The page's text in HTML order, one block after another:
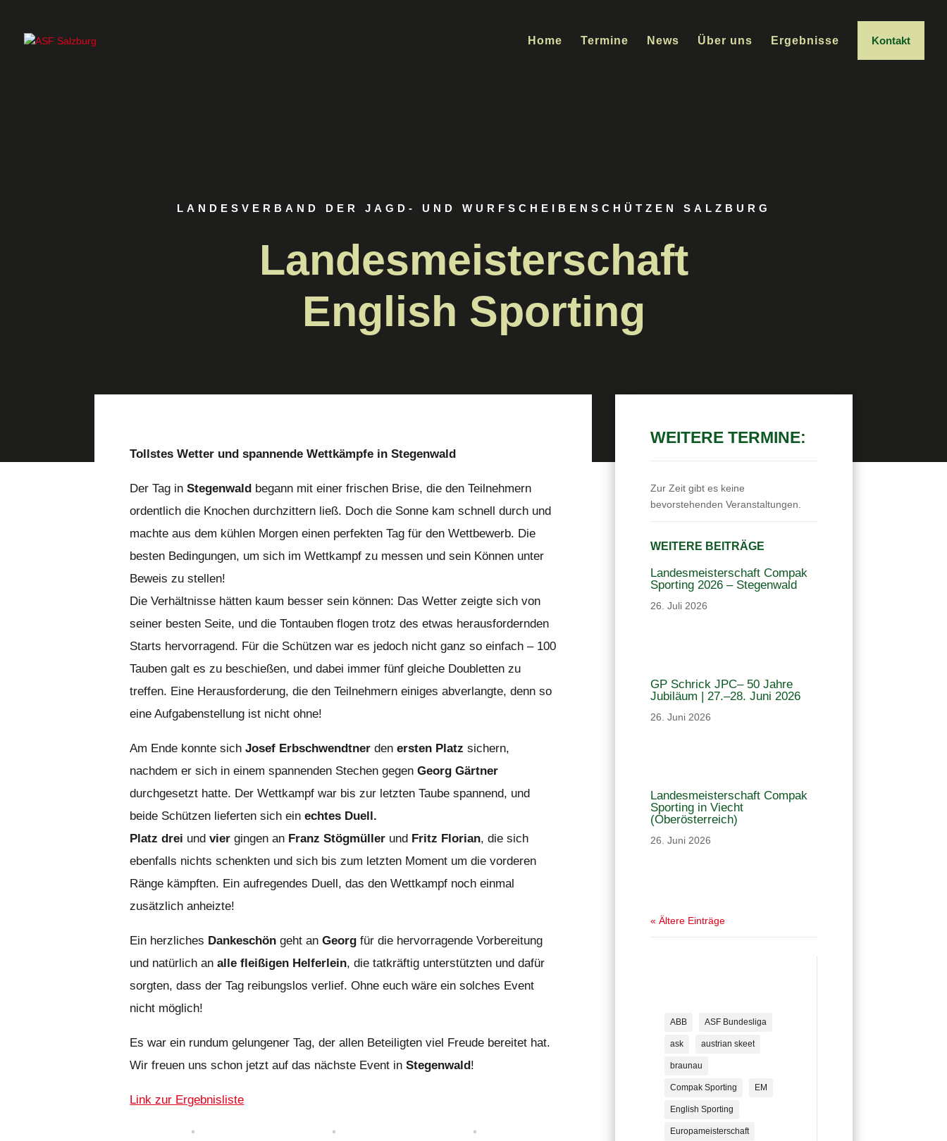
Home Termine News Über uns Ergebnisse Kontakt
LANDESVERBAND DER JAGD- UND WURFSCHEIBENSCHÜTZEN SALZBURG
Landesmeisterschaft
English Sporting
Tollstes Wetter und spannende Wettkämpfe in Stegenwald
Der Tag inStegenwald begann mit einer frischen Brise, die den Teilnehmern
ordentlich die Knochen durchzittern ließ. Doch die Sonne kam schnell durch und
machte aus dem kühlen Morgen einen perfekten Tag für den Wettbewerb. Die
besten Bedingungen, um sich im Wettkampf zu messen und sein Können unter
Beweis zu stellen!
Die Verhältnisse hätten kaum besser sein können: Das Wetter zeigte sich von
seiner besten Seite, und die Tontauben flogen trotz des etwas herausfordernden
Starts hervorragend. Für die Schützen war es jedoch nicht ganz so einfach – 100
Tauben galt es zu beschießen, und dabei immer fünf gleiche Doubletten zu
treffen. Eine Herausforderung, die den Teilnehmern einiges abverlangte, denn so
eine Aufgabenstellung ist nicht ohne!
Am Ende konnte sichJosef Erbschwendtner denersten Platz sichern,
nachdem er sich in einem spannenden Stechen gegenGeorg Gärtner
durchgesetzt hatte. Der Wettkampf war bis zur letzten Taube spannend, und
beide Schützen lieferten sich einechtes Duell.
Platz drei undvier gingen an Franz Stögmüller und Fritz Florian, die sich
ebenfalls nichts schenkten und sich bis zum letzten Moment um die vorderen
Ränge kämpften. Ein aufregendes Duell, das den Wettkampf noch einmal
zusätzlich anheizte!
Ein herzliches Dankeschön geht anGeorg für die hervorragende Vorbereitung
und natürlich analle fleißigen Helferlein, die tatkräftig unterstützten und dafür
sorgten, dass der Tag reibungslos verlief. Ohne euch wäre ein solches Event
nicht möglich!
Es war ein rundum gelungener Tag, der allen Beteiligten viel Freude bereitet hat.
Wir freuen uns schon jetzt auf das nächste Event inStegenwald!
Link zur Ergebnisliste
WEITERE TERMINE:
Zur Zeit gibt es keine
bevorstehenden Veranstaltungen.
WEITERE BEITRÄGE
Landesmeisterschaft Compak
Sporting 2026 – Stegenwald
26. Juli 2026
GP Schrick JPC– 50 Jahre
Jubiläum | 27.–28. Juni 2026
26. Juni 2026
Landesmeisterschaft Compak
Sporting in Viecht
(Oberösterreich)
26. Juni 2026
« Ältere Einträge
ABB ASF Bundesliga
ask austrian skeet
braunau
Compak Sporting EM
English Sporting
Europameisterschaft